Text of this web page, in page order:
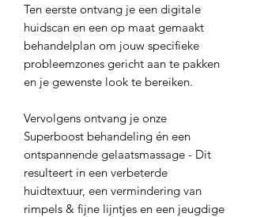
Ten eerste ontvang je een digitale
huidscan en een op maat gemaakt
behandelplan om jouw specifieke
probleemzones gericht aan te pakken
en je gewenste look te bereiken.
Vervolgens ontvang je onze
Superboost behandeling én een
ontspannende gelaatsmassage - Dit
resulteert in een verbeterde
huidtextuur, een vermindering van
rimpels & fijne lijntjes en een jeugdige